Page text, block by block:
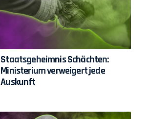
Staatsgeheimnis Schächten:
Ministerium verweigert jede
Auskunft